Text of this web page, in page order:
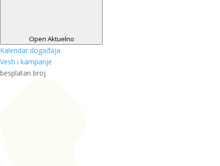
Open Aktuelno
Kalendar događaja
Vesti i kampanje
besplatan broj